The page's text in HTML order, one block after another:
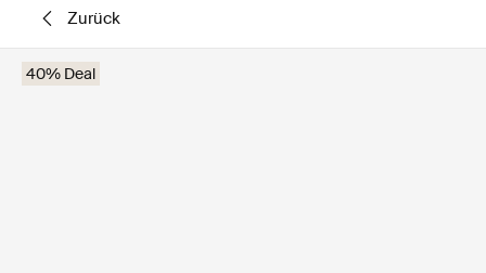
zurück
40% Deal